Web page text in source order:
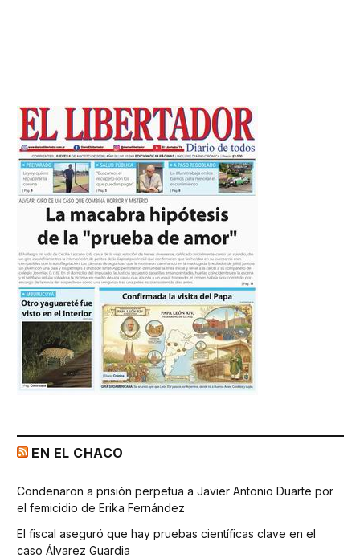
EN EL CHACO
Condenaron a prisión perpetua a Javier Antonio Duarte por
el femicidio de Erika Fernández
El fiscal aseguró que hay pruebas científicas clave en el
caso Álvarez Guardia